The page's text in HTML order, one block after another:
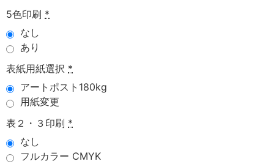
5色印刷 *
なし
あり
表紙用紙選択 *
アートポスト180kg
用紙変更
表２・３印刷 *
なし
フルカラー CMYK